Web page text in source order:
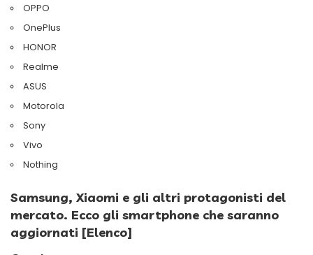
OPPO
OnePlus
HONOR
Realme
ASUS
Motorola
Sony
Vivo
Nothing
Samsung, Xiaomi e gli altri protagonisti del
mercato. Ecco gli smartphone che saranno
aggiornati [Elenco]